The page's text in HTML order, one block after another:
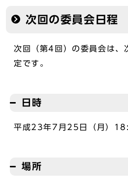
次回の委員会日程
次回（第4回）の委員会は、
定です。
日時
平成23年7月25日（月）
場所